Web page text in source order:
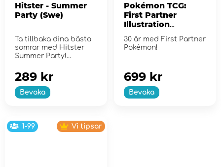
Hitster - Summer
Party (Swe)
Ta tillbaka dina bästa
somrar med Hitster
Summer Party!
Bevaka
289 kr
Pokémon TCG:
First Partner
Illustration
2
30 år med First Partner
Pokémon!
Bevaka
699 kr
1-99 Vi tipsar